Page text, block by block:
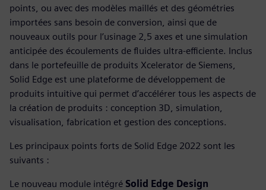
points, ou avec des modèles maillés et des géométries
importées sans besoin de conversion, ainsi que de
nouveaux outils pour l’usinage 2,5 axes et une simulation
anticipée des écoulements de fluides ultra-efficiente. Inclus
dans le portefeuille de produits Xcelerator de Siemens,
Solid Edge est une plateforme de développement de
produits intuitive qui permet d’accélérer tous les aspects de
la création de produits : conception 3D, simulation,
visualisation, fabrication et gestion des conceptions.
Les principaux points forts de Solid Edge 2022 sont les
suivants :
Le nouveau module intégré Solid Edge Design